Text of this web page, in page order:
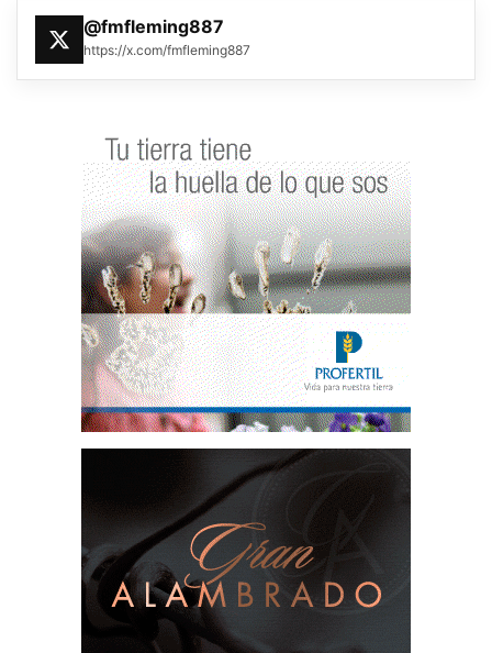
@fmfleming887
https://x.com/fmfleming887